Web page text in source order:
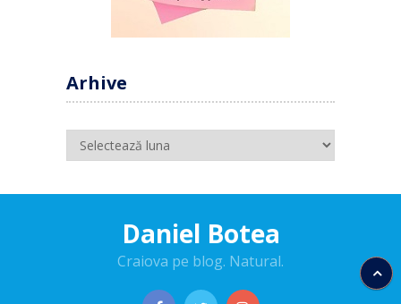
Arhive
Arhive
Daniel Botea
Craiova pe blog. Natural.